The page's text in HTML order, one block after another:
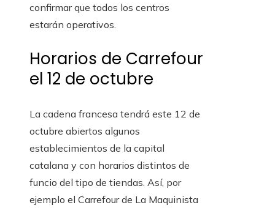
confirmar que todos los centros
estarán operativos.
Horarios de Carrefour
el 12 de octubre
La cadena francesa tendrá este 12 de
octubre abiertos algunos
establecimientos de la capital
catalana y con horarios distintos de
funcio del tipo de tiendas. Así, por
ejemplo el Carrefour de La Maquinista